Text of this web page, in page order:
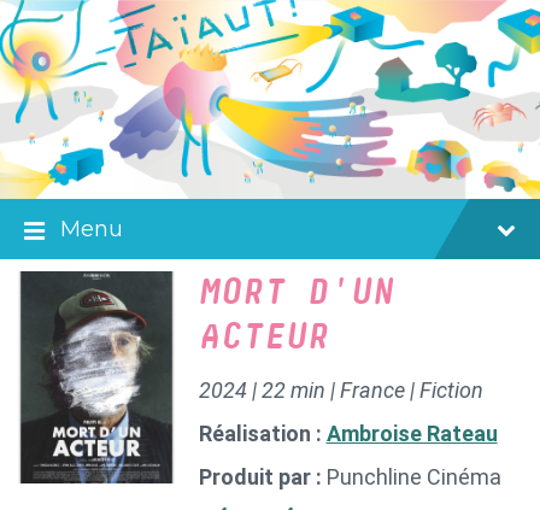
Skip
to
content
Skip
to
main
navigation
Skip
to
footer
Menu
MORT D'UN
ACTEUR
2024 | 22 min | France | Fiction
Réalisation : Ambroise Rateau
Produit par : Punchline Cinéma